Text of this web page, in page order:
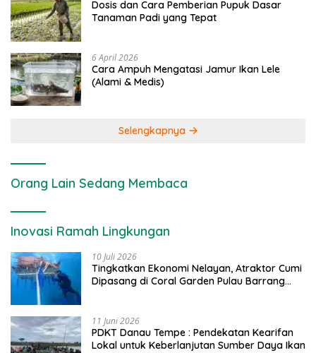
Dosis dan Cara Pemberian Pupuk Dasar
Tanaman Padi yang Tepat
6 April 2026
Cara Ampuh Mengatasi Jamur Ikan Lele
(Alami & Medis)
Selengkapnya
Orang Lain Sedang Membaca
Inovasi Ramah Lingkungan
10 Juli 2026
Tingkatkan Ekonomi Nelayan, Atraktor Cumi
Dipasang di Coral Garden Pulau Barrang
11 Juni 2026
PDKT Danau Tempe : Pendekatan Kearifan
Lokal untuk Keberlanjutan Sumber Daya Ikan